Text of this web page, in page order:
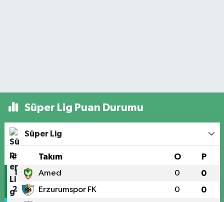
Süper Lig Puan Durumu
Süper Lig
# Takım O P
1 Amed 0 0
2 Erzurumspor FK 0 0